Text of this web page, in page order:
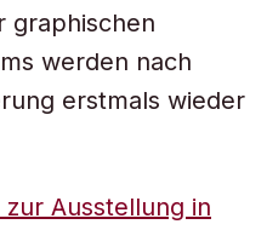
graphischen
werden nach
erstmals wieder
Ausstellung in